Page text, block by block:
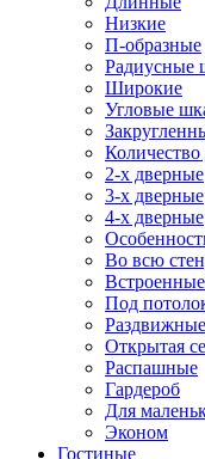
Низкие
П-образные
Радиусные
Широкие
Угловые
Количество
2-х дверные
3-х дверные
4-х дверные
Во всю
Под
Открытая
Распашные
Гардероб
Для
Эконом
Гостиные